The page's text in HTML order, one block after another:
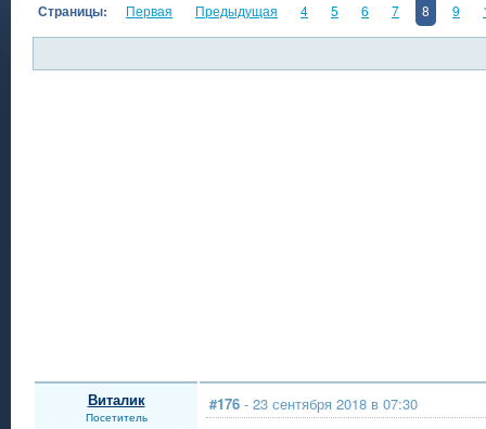
Страницы: Первая Предыдущая 4 5 6 7 8 9
Виталик
Посетитель
#176 - 23 сентября 2018 в 07:30